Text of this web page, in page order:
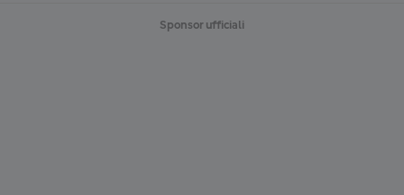
Sponsor ufficiali